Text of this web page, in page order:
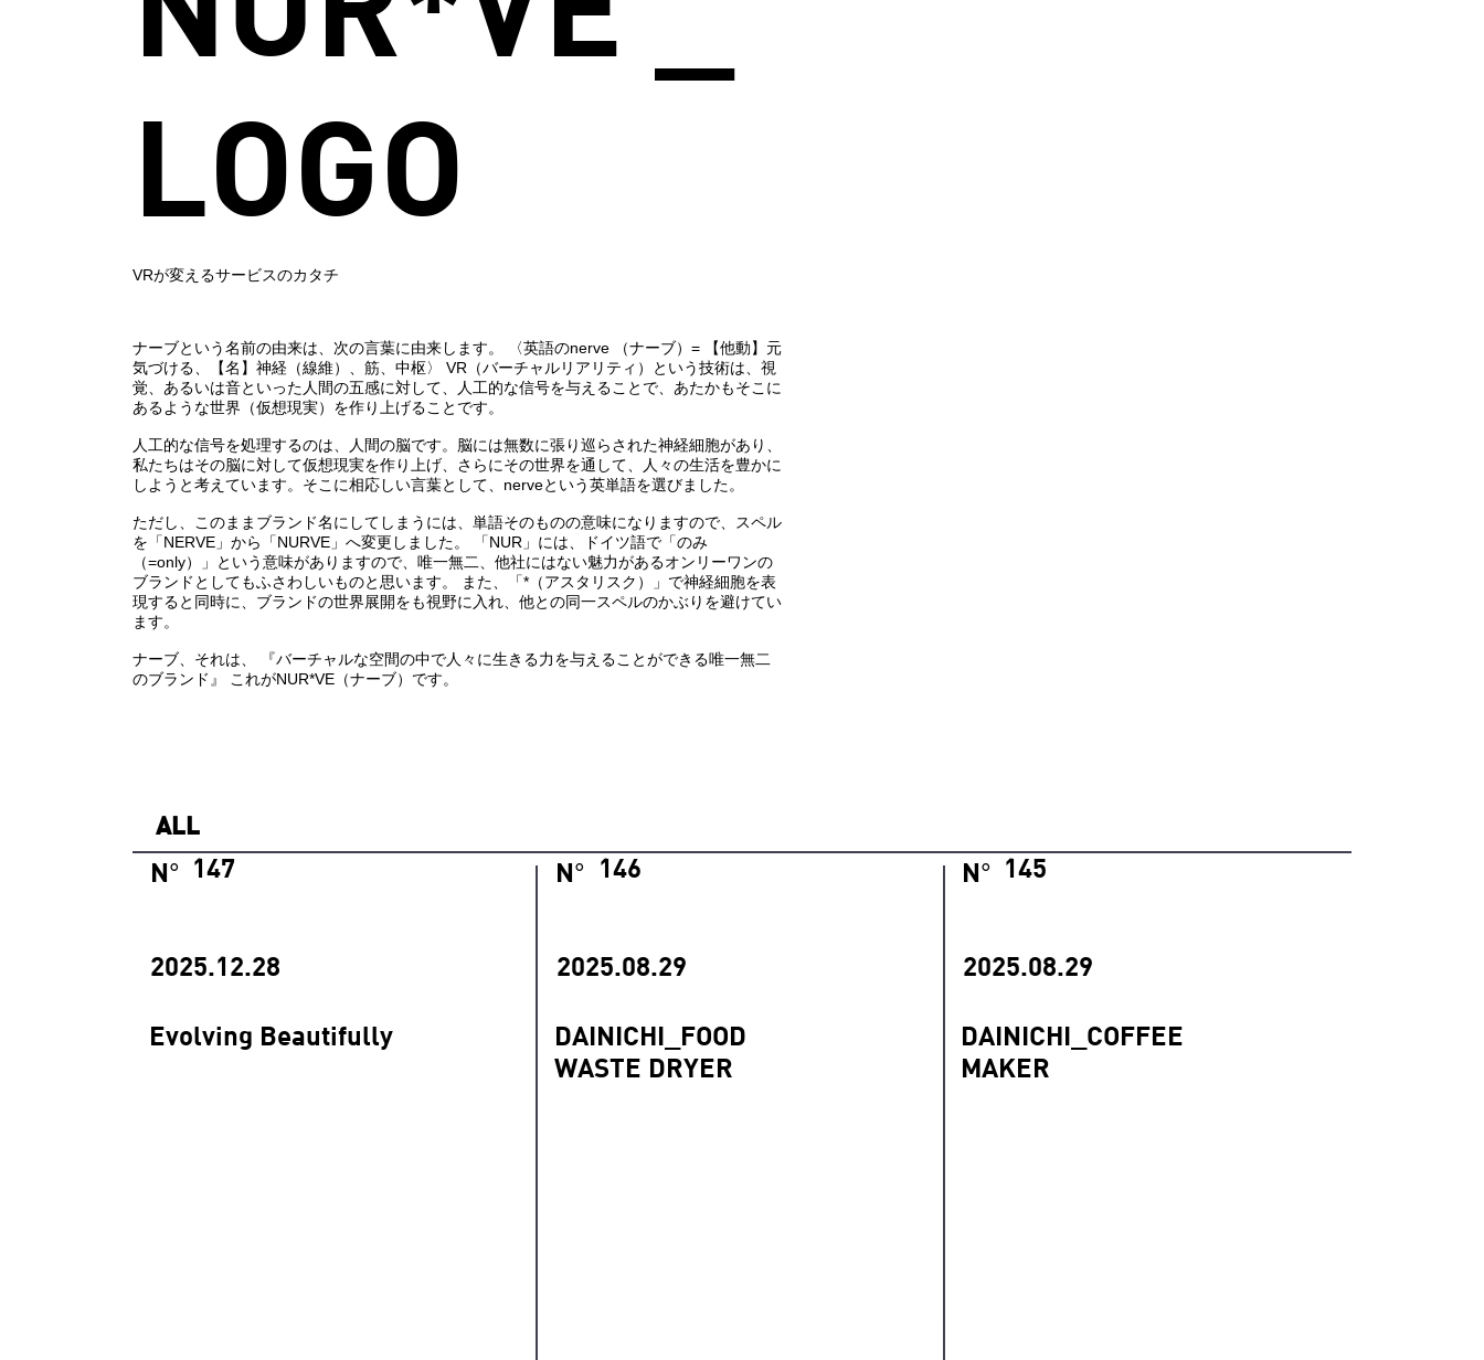
LOGO
VRが変えるサービスのカタチ
ナーブという名前の由来は、次の言葉に由来します。 〈英語のnerve （ナーブ）= 【他動】元
気づける、【名】神経（線維）、筋、中枢〉 VR（バーチャルリアリティ）という技術は、視
覚、あるいは音といった人間の五感に対して、人工的な信号を与えることで、あたかもそこに
あるような世界（仮想現実）を作り上げることです。
人工的な信号を処理するのは、人間の脳です。脳には無数に張り巡らされた神経細胞があり、
私たちはその脳に対して仮想現実を作り上げ、さらにその世界を通して、人々の生活を豊かに
しようと考えています。そこに相応しい言葉として、nerveという英単語を選びました。
ただし、このままブランド名にしてしまうには、単語そのものの意味になりますので、スペル
を「NERVE」から「NURVE」へ変更しました。 「NUR」には、ドイツ語で「のみ
（=only）」という意味がありますので、唯一無二、他社にはない魅力があるオンリーワンの
ブランドとしてもふさわしいものと思います。 また、「*（アスタリスク）」で神経細胞を表
現すると同時に、ブランドの世界展開をも視野に入れ、他との同一スペルのかぶりを避けてい
ます。
ナーブ、それは、 『バーチャルな空間の中で人々に生きる力を与えることができる唯一無二
のブランド』 これがNUR*VE（ナーブ）です。
2025.12.28
Evolving Beautifully
147
N°
2025.08.29
DAINICHI_FOOD
WASTE DRYER
146
N°
2025.08.29
DAINICHI_COFFEE
MAKER
145
N°
ALL